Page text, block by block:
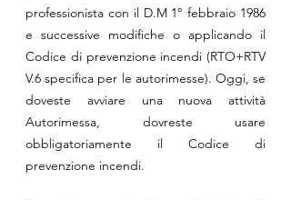
professionista con il D.M 1° febbraio 1986
e successive modifiche o applicando il
Codice di prevenzione incendi (RTO+RTV
V.6 specifica per le autorimesse). Oggi, se
doveste avviare una nuova attività
Autorimessa, dovreste usare
obbligatoriamente il Codice di
prevenzione incendi.